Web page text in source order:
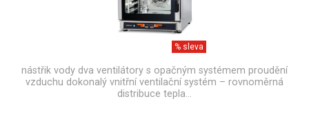
% sleva
nástřik vody dva ventilátory s opačným systémem proudění
vzduchu dokonalý vnitřní ventilační systém – rovnoměrná
distribuce tepla…